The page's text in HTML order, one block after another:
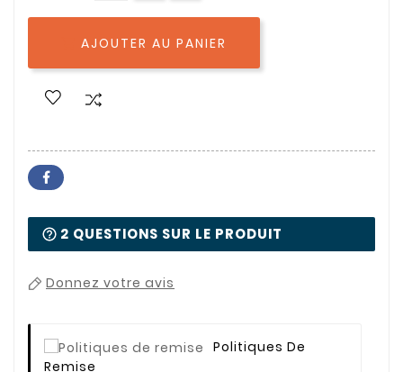
AJOUTER AU PANIER
2 QUESTIONS SUR LE PRODUIT
Donnez votre avis
Politiques De
Remise